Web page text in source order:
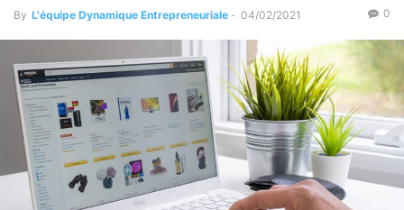
By L'équipe Dynamique Entrepreneuriale - 04/02/2021 0